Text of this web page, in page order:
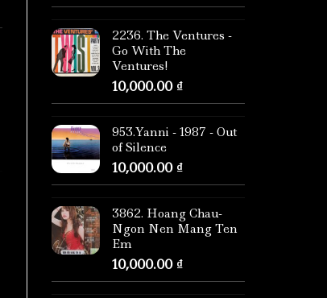
2236. The Ventures -
Go With The
Ventures!
10,000.00 ₫
953.Yanni - 1987 - Out
of Silence
10,000.00 ₫
3862. Hoang Chau-
Ngon Nen Mang Ten
Em
10,000.00 ₫